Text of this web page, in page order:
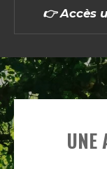
👉Accès
UNE